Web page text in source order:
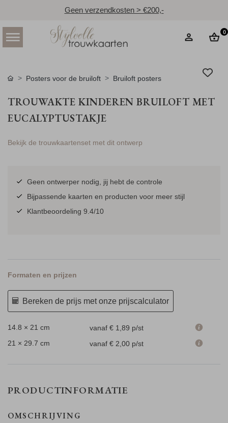
Geen verzendkosten > €200,-
0
Posters voor de bruiloft Bruiloft posters
TROUWAKTE KINDEREN BRUILOFT MET
EUCALYPTUSTAKJE
Bekijk de trouwkaartenset met dit ontwerp
Geen ontwerper nodig, jij hebt de controle
Bijpassende kaarten en producten voor meer stijl
Klantbeoordeling 9.4/10
Formaten en prijzen
Bereken de prijs met onze prijscalculator
14.8 × 21 cm vanaf € 1,89 p/st
21 × 29.7 cm
vanaf € 2,00 p/st
PRODUCTINFORMATIE
OMSCHRIJVING